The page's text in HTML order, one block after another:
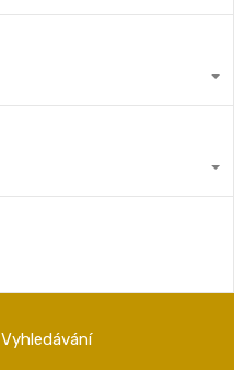
Vyhledávání